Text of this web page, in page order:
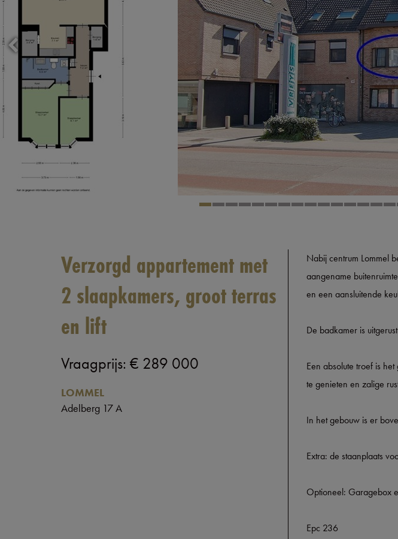
Verzorgd appartement met
2 slaapkamers, groot terras
en lift
Vraagprijs: € 289 000
LOMMEL
Adelberg 17 A
Nabij centrum Lommel
aangename
en een aansluitende
De badkamer is
Een absolute troef is
te genieten en zalige
In het gebouw is er
Extra: de staanplaats
Optioneel: Garagebox
Epc 236